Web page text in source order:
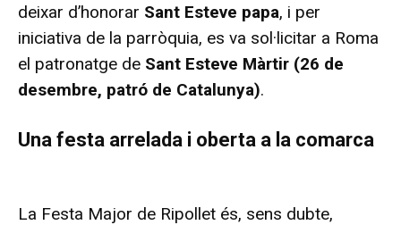
deixar d’honorar Sant Esteve papa, i per
iniciativa de la parròquia, es va sol·licitar a Roma
el patronatge de Sant Esteve Màrtir (26 de
desembre, patró de Catalunya).
Una festa arrelada i oberta a la comarca
La Festa Major de Ripollet és, sens dubte,